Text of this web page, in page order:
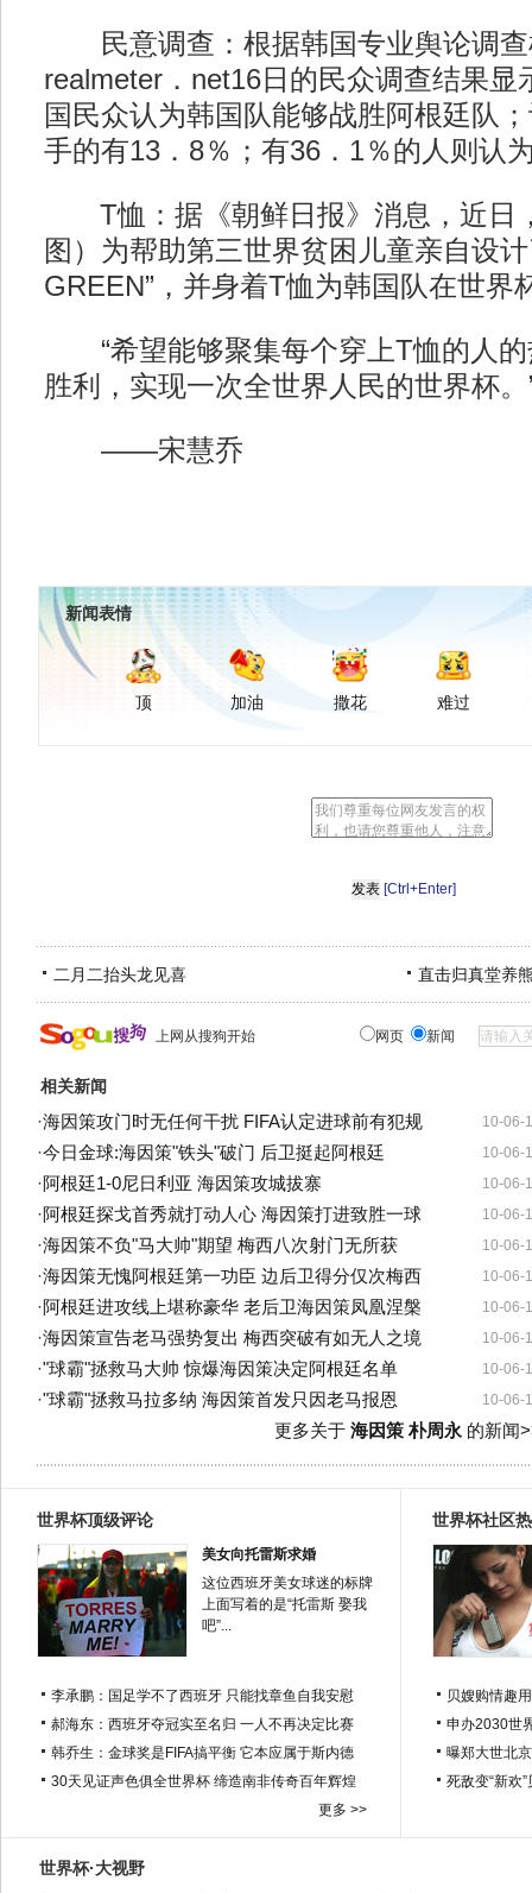
民意调查：根据韩国专业舆论调查
realmeter．net16日的民众调查结果显
国民众认为韩国队能够战胜阿根廷队
手的有13．8％；有36．1％的人则认
T恤：据《朝鲜日报》消息，近日
图）为帮助第三世界贫困儿童亲自设
GREEN”，并身着T恤为韩国队在世界
“希望能够聚集每个穿上T恤的人的
胜利，实现一次全世界人民的世界杯。
——宋慧乔
新闻表情
顶 加油 撒花 难过
[Ctrl+Enter]
二月二抬头龙见喜 直击归真堂养
上网从搜狗开始 网页 新闻
相关新闻
10-06-
·海因策攻门时无任何干扰 FIFA认定进球前有犯规
10-06-
·今日金球:海因策"铁头"破门 后卫挺起阿根廷
10-06-
·阿根廷1-0尼日利亚 海因策攻城拔寨
10-06-
·阿根廷探戈首秀就打动人心 海因策打进致胜一球
10-06-
·海因策不负"马大帅"期望 梅西八次射门无所获
10-06-
·海因策无愧阿根廷第一功臣 边后卫得分仅次梅西
10-06-
·阿根廷进攻线上堪称豪华 老后卫海因策凤凰涅槃
10-06-
·海因策宣告老马强势复出 梅西突破有如无人之境
10-06-
·"球霸"拯救马大帅 惊爆海因策决定阿根廷名单
10-06-
·"球霸"拯救马拉多纳 海因策首发只因老马报恩
更多关于 海因策 朴周永 的新闻
世界杯顶级评论
美女向托雷斯求婚
这位西班牙美女球迷的标牌
上面写着的是“托雷斯 娶我
吧”...
李承鹏：国足学不了西班牙 只能找章鱼自我安慰
郝海东：西班牙夺冠实至名归 一人不再决定比赛
韩乔生：金球奖是FIFA搞平衡 它本应属于斯内德
30天见证声色俱全世界杯 缔造南非传奇百年辉煌
更多 >>
世界杯社区
贝嫂购情趣
申办2030世
曝郑大世北
死敌变“新欢
世界杯·大视野